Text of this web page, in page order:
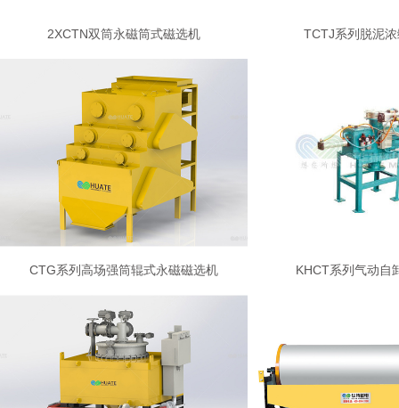
2XCTN双筒永磁筒式磁选机 TCTJ系列脱泥
CTG系列高场强筒辊式永磁磁选机 KHCT系列气动自